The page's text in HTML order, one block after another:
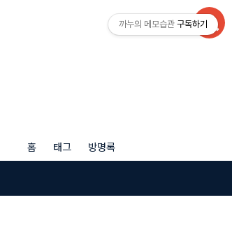
홈 태그 방명록
까누의 메모습관 구독하기